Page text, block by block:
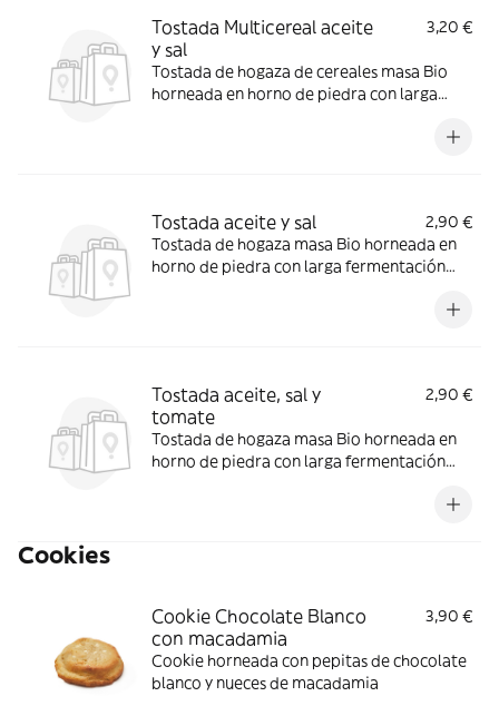
Tostada Multicereal aceite
y sal
3,20 €
Tostada de hogaza de cereales masa Bio
horneada en horno de piedra con larga
Tostada aceite y sal
2,90 €
Tostada de hogaza masa Bio horneada en
horno de piedra con larga fermentación
Tostada aceite, sal y
tomate
2,90 €
Tostada de hogaza masa Bio horneada en
horno de piedra con larga fermentación
Cookies
Cookie Chocolate Blanco
con macadamia
3,90 €
Cookie horneada con pepitas de chocolate
blanco y nueces de macadamia